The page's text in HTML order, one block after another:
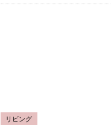
リビング